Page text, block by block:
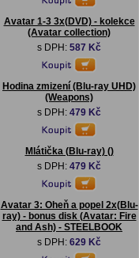
Avatar 1-3 3x(DVD) - kolekce
(Avatar collection)
s DPH: 587 Kč
Hodina zmizení (Blu-ray UHD)
(Weapons)
s DPH: 479 Kč
Mlátička (Blu-ray) ()
s DPH: 479 Kč
Avatar 3: Oheň a popel 2x(Blu-
ray) - bonus disk (Avatar: Fire
and Ash) - STEELBOOK
s DPH: 629 Kč